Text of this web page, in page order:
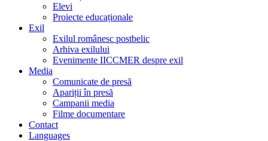
Elevi
Proiecte educaționale
Exil
Exilul românesc postbelic
Arhiva exilului
Evenimente IICCMER despre exil
Media
Comunicate de presă
Apariții în presă
Campanii media
Filme documentare
Contact
Languages